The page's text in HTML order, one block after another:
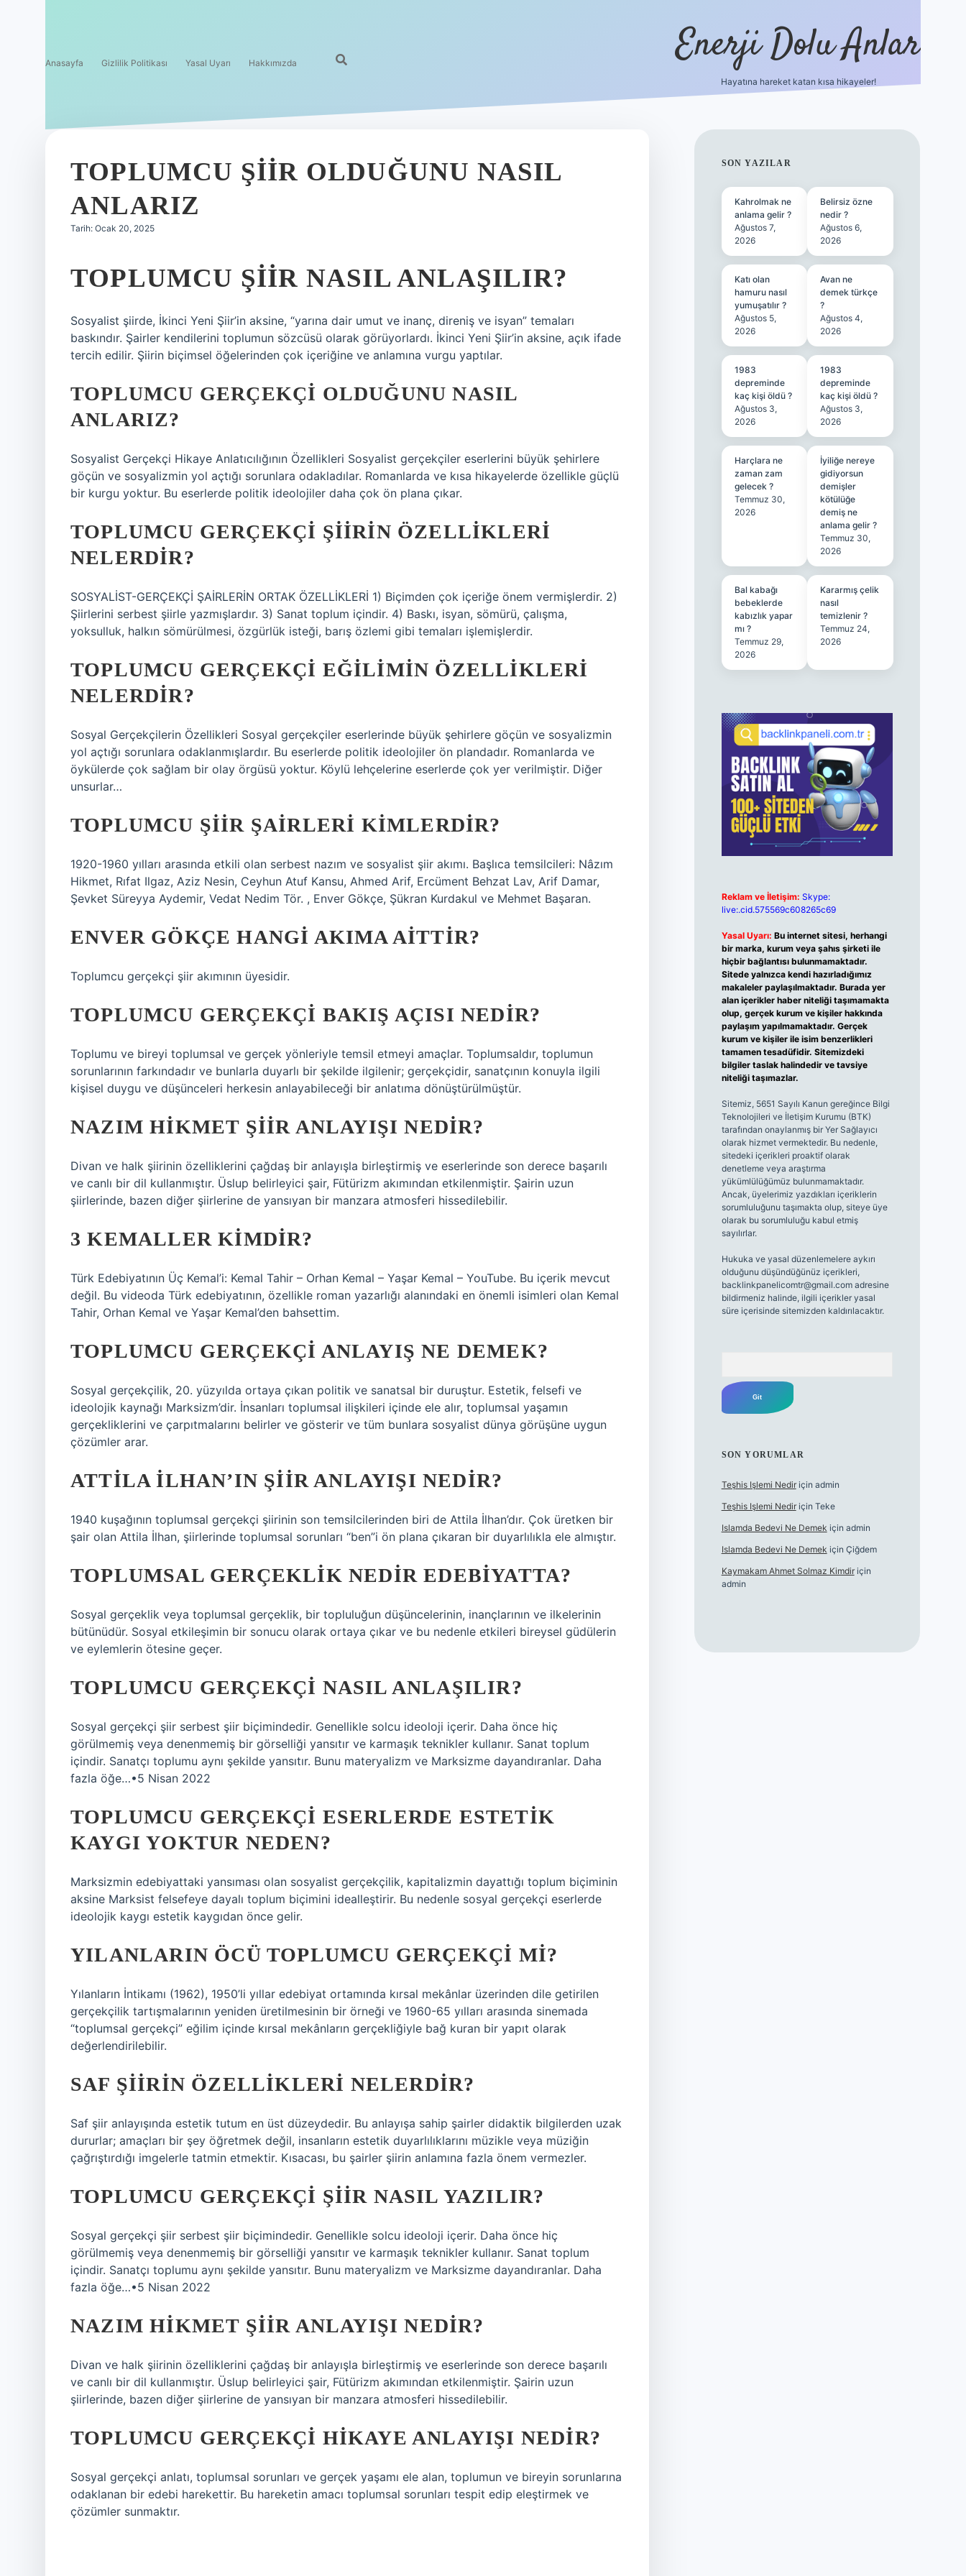
Anasayfa Gizlilik Politikası Yasal Uyarı Hakkımızda Enerji Dolu Anlar
Hayatına hareket katan kısa hikayeler!
TOPLUMCU ŞIIR OLDUĞUNU NASIL
ANLARIZ
Tarih: Ocak 20, 2025
TOPLUMCU ŞIIR NASIL ANLAŞILIR?
Sosyalist şiirde, İkinci Yeni Şiir’in aksine, “yarına dair umut ve inanç, direniş ve isyan” temaları
baskındır. Şairler kendilerini toplumun sözcüsü olarak görüyorlardı. İkinci Yeni Şiir’in aksine, açık ifade
tercih edilir. Şiirin biçimsel öğelerinden çok içeriğine ve anlamına vurgu yaptılar.
TOPLUMCU GERÇEKÇI OLDUĞUNU NASIL
ANLARIZ?
Sosyalist Gerçekçi Hikaye Anlatıcılığının Özellikleri Sosyalist gerçekçiler eserlerini büyük şehirlere
göçün ve sosyalizmin yol açtığı sorunlara odakladılar. Romanlarda ve kısa hikayelerde özellikle güçlü
bir kurgu yoktur. Bu eserlerde politik ideolojiler daha çok ön plana çıkar.
TOPLUMCU GERÇEKÇI ŞIIRIN ÖZELLIKLERI
NELERDIR?
SOSYALİST-GERÇEKÇİ ŞAİRLERİN ORTAK ÖZELLİKLERİ 1) Biçimden çok içeriğe önem vermişlerdir. 2)
Şiirlerini serbest şiirle yazmışlardır. 3) Sanat toplum içindir. 4) Baskı, isyan, sömürü, çalışma,
yoksulluk, halkın sömürülmesi, özgürlük isteği, barış özlemi gibi temaları işlemişlerdir.
TOPLUMCU GERÇEKÇI EĞILIMIN ÖZELLIKLERI
NELERDIR?
Sosyal Gerçekçilerin Özellikleri Sosyal gerçekçiler eserlerinde büyük şehirlere göçün ve sosyalizmin
yol açtığı sorunlara odaklanmışlardır. Bu eserlerde politik ideolojiler ön plandadır. Romanlarda ve
öykülerde çok sağlam bir olay örgüsü yoktur. Köylü lehçelerine eserlerde çok yer verilmiştir. Diğer
unsurlar…
TOPLUMCU ŞIIR ŞAIRLERI KIMLERDIR?
1920-1960 yılları arasında etkili olan serbest nazım ve sosyalist şiir akımı. Başlıca temsilcileri: Nâzım
Hikmet, Rıfat Ilgaz, Aziz Nesin, Ceyhun Atuf Kansu, Ahmed Arif, Ercüment Behzat Lav, Arif Damar,
Şevket Süreyya Aydemir, Vedat Nedim Tör. , Enver Gökçe, Şükran Kurdakul ve Mehmet Başaran.
ENVER GÖKÇE HANGI AKIMA AITTIR?
Toplumcu gerçekçi şiir akımının üyesidir.
TOPLUMCU GERÇEKÇI BAKIŞ AÇISI NEDIR?
Toplumu ve bireyi toplumsal ve gerçek yönleriyle temsil etmeyi amaçlar. Toplumsaldır, toplumun
sorunlarının farkındadır ve bunlarla duyarlı bir şekilde ilgilenir; gerçekçidir, sanatçının konuyla ilgili
kişisel duygu ve düşünceleri herkesin anlayabileceği bir anlatıma dönüştürülmüştür.
NAZIM HIKMET ŞIIR ANLAYIŞI NEDIR?
Divan ve halk şiirinin özelliklerini çağdaş bir anlayışla birleştirmiş ve eserlerinde son derece başarılı
ve canlı bir dil kullanmıştır. Üslup belirleyici şair, Fütürizm akımından etkilenmiştir. Şairin uzun
şiirlerinde, bazen diğer şiirlerine de yansıyan bir manzara atmosferi hissedilebilir.
3 KEMALLER KIMDIR?
Türk Edebiyatının Üç Kemal’i: Kemal Tahir – Orhan Kemal – Yaşar Kemal – YouTube. Bu içerik mevcut
değil. Bu videoda Türk edebiyatının, özellikle roman yazarlığı alanındaki en önemli isimleri olan Kemal
Tahir, Orhan Kemal ve Yaşar Kemal’den bahsettim.
TOPLUMCU GERÇEKÇI ANLAYIŞ NE DEMEK?
Sosyal gerçekçilik, 20. yüzyılda ortaya çıkan politik ve sanatsal bir duruştur. Estetik, felsefi ve
ideolojik kaynağı Marksizm’dir. İnsanları toplumsal ilişkileri içinde ele alır, toplumsal yaşamın
gerçekliklerini ve çarpıtmalarını belirler ve gösterir ve tüm bunlara sosyalist dünya görüşüne uygun
çözümler arar.
ATTILA İLHAN’IN ŞIIR ANLAYIŞI NEDIR?
1940 kuşağının toplumsal gerçekçi şiirinin son temsilcilerinden biri de Attila İlhan’dır. Çok üretken bir
şair olan Attila İlhan, şiirlerinde toplumsal sorunları “ben”i ön plana çıkaran bir duyarlılıkla ele almıştır.
TOPLUMSAL GERÇEKLIK NEDIR EDEBIYATTA?
Sosyal gerçeklik veya toplumsal gerçeklik, bir topluluğun düşüncelerinin, inançlarının ve ilkelerinin
bütünüdür. Sosyal etkileşimin bir sonucu olarak ortaya çıkar ve bu nedenle etkileri bireysel güdülerin
ve eylemlerin ötesine geçer.
TOPLUMCU GERÇEKÇI NASIL ANLAŞILIR?
Sosyal gerçekçi şiir serbest şiir biçimindedir. Genellikle solcu ideoloji içerir. Daha önce hiç
görülmemiş veya denenmemiş bir görselliği yansıtır ve karmaşık teknikler kullanır. Sanat toplum
içindir. Sanatçı toplumu aynı şekilde yansıtır. Bunu materyalizm ve Marksizme dayandıranlar. Daha
fazla öğe…•5 Nisan 2022
TOPLUMCU GERÇEKÇI ESERLERDE ESTETIK
KAYGI YOKTUR NEDEN?
Marksizmin edebiyattaki yansıması olan sosyalist gerçekçilik, kapitalizmin dayattığı toplum biçiminin
aksine Marksist felsefeye dayalı toplum biçimini idealleştirir. Bu nedenle sosyal gerçekçi eserlerde
ideolojik kaygı estetik kaygıdan önce gelir.
YILANLARIN ÖCÜ TOPLUMCU GERÇEKÇI MI?
Yılanların İntikamı (1962), 1950’li yıllar edebiyat ortamında kırsal mekânlar üzerinden dile getirilen
gerçekçilik tartışmalarının yeniden üretilmesinin bir örneği ve 1960-65 yılları arasında sinemada
“toplumsal gerçekçi” eğilim içinde kırsal mekânların gerçekliğiyle bağ kuran bir yapıt olarak
değerlendirilebilir.
SAF ŞIIRIN ÖZELLIKLERI NELERDIR?
Saf şiir anlayışında estetik tutum en üst düzeydedir. Bu anlayışa sahip şairler didaktik bilgilerden uzak
dururlar; amaçları bir şey öğretmek değil, insanların estetik duyarlılıklarını müzikle veya müziğin
çağrıştırdığı imgelerle tatmin etmektir. Kısacası, bu şairler şiirin anlamına fazla önem vermezler.
TOPLUMCU GERÇEKÇI ŞIIR NASIL YAZILIR?
Sosyal gerçekçi şiir serbest şiir biçimindedir. Genellikle solcu ideoloji içerir. Daha önce hiç
görülmemiş veya denenmemiş bir görselliği yansıtır ve karmaşık teknikler kullanır. Sanat toplum
içindir. Sanatçı toplumu aynı şekilde yansıtır. Bunu materyalizm ve Marksizme dayandıranlar. Daha
fazla öğe…•5 Nisan 2022
NAZIM HIKMET ŞIIR ANLAYIŞI NEDIR?
Divan ve halk şiirinin özelliklerini çağdaş bir anlayışla birleştirmiş ve eserlerinde son derece başarılı
ve canlı bir dil kullanmıştır. Üslup belirleyici şair, Fütürizm akımından etkilenmiştir. Şairin uzun
şiirlerinde, bazen diğer şiirlerine de yansıyan bir manzara atmosferi hissedilebilir.
TOPLUMCU GERÇEKÇI HIKAYE ANLAYIŞI NEDIR?
Sosyal gerçekçi anlatı, toplumsal sorunları ve gerçek yaşamı ele alan, toplumun ve bireyin sorunlarına
odaklanan bir edebi harekettir. Bu hareketin amacı toplumsal sorunları tespit edip eleştirmek ve
çözümler sunmaktır.
SIDEBAR
SON YAZILAR
Kahrolmak ne
anlama gelir ?
Ağustos 7,
2026
Belirsiz özne
nedir ?
Ağustos 6,
2026
Katı olan
hamuru nasıl
yumuşatılır ?
Ağustos 5,
2026
Avan ne
demek türkçe
?
Ağustos 4,
2026
1983
depreminde
kaç kişi öldü ?
Ağustos 3,
2026
1983
depreminde
kaç kişi öldü ?
Ağustos 3,
2026
Harçlara ne
zaman zam
gelecek ?
Temmuz 30,
2026
İyiliğe nereye
gidiyorsun
demişler
kötülüğe
demiş ne
anlama gelir ?
Temmuz 30,
2026
Bal kabağı
bebeklerde
kabızlık yapar
mı ?
Temmuz 29,
2026
Kararmış çelik
nasıl
temizlenir ?
Temmuz 24,
2026
Reklam ve İletişim: Skype:
live:.cid.575569c608265c69
Yasal Uyarı: Bu internet sitesi, herhangi
bir marka, kurum veya şahıs şirketi ile
hiçbir bağlantısı bulunmamaktadır.
Sitede yalnızca kendi hazırladığımız
makaleler paylaşılmaktadır. Burada yer
alan içerikler haber niteliği taşımamakta
olup, gerçek kurum ve kişiler hakkında
paylaşım yapılmamaktadır. Gerçek
kurum ve kişiler ile isim benzerlikleri
tamamen tesadüfidir. Sitemizdeki
bilgiler taslak halindedir ve tavsiye
niteliği taşımazlar.
Sitemiz, 5651 Sayılı Kanun gereğince Bilgi
Teknolojileri ve İletişim Kurumu (BTK)
tarafından onaylanmış bir Yer Sağlayıcı
olarak hizmet vermektedir. Bu nedenle,
sitedeki içerikleri proaktif olarak
denetleme veya araştırma
yükümlülüğümüz bulunmamaktadır.
Ancak, üyelerimiz yazdıkları içeriklerin
sorumluluğunu taşımakta olup, siteye üye
olarak bu sorumluluğu kabul etmiş
sayılırlar.
Hukuka ve yasal düzenlemelere aykırı
olduğunu düşündüğünüz içerikleri,
backlinkpanelicomtr@gmail.comadresine
bildirmeniz halinde, ilgili içerikler yasal
süre içerisinde sitemizden kaldırılacaktır.
SON YORUMLAR
Teşhis Işlemi Nediriçin admin
Teşhis Işlemi Nediriçin Teke
Islamda Bedevi Ne Demek için admin
Islamda Bedevi Ne Demek için Çiğdem
Kaymakam Ahmet Solmaz Kimdiriçin
admin
betexper güncel giriş